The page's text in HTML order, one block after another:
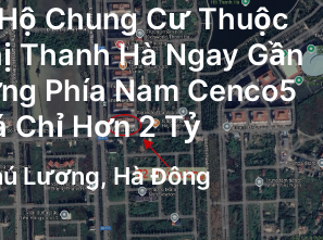
Chung Cư Thuộc
Thanh Hà Ngay Gần
Phía Nam Cenco5
Chỉ Hơn 2 Tỷ
Lương, Hà Đông